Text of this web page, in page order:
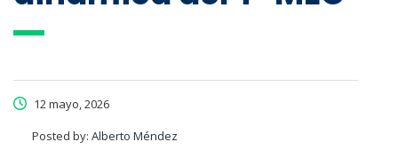
12 mayo, 2026
Posted by: Alberto Méndez